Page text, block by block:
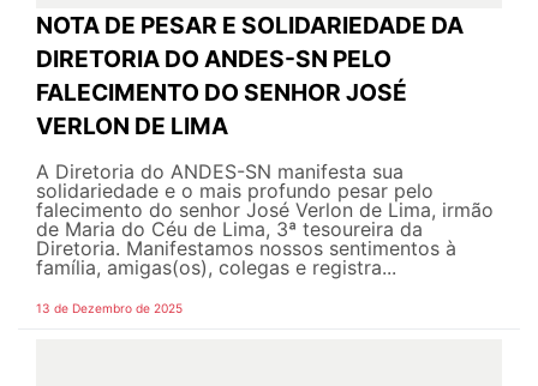
NOTA DE PESAR E SOLIDARIEDADE DA
DIRETORIA DO ANDES-SN PELO
FALECIMENTO DO SENHOR JOSÉ
VERLON DE LIMA
A Diretoria do ANDES-SN manifesta sua
solidariedade e o mais profundo pesar pelo
falecimento do senhor José Verlon de Lima, irmão
de Maria do Céu de Lima, 3ª tesoureira da
Diretoria. Manifestamos nossos sentimentos à
família, amigas(os), colegas e registra...
13 de Dezembro de 2025